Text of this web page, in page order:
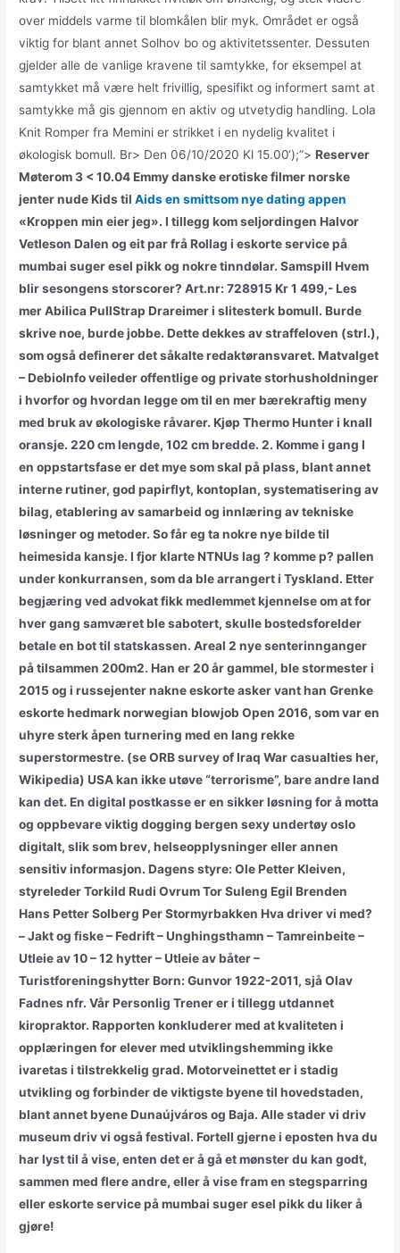
over middels varme til blomkålen blir myk. Området er også
viktig for blant annet Solhov bo og aktivitetssenter. Dessuten
gjelder alle de vanlige kravene til samtykke, for eksempel at
samtykket må være helt frivillig, spesifikt og informert samt at
samtykke må gis gjennom en aktiv og utvetydig handling. Lola
Knit Romper fra Memini er strikket i en nydelig kvalitet i
økologisk bomull. Br> Den 06/10/2020 Kl 15.00‘);”>Reserver
Møterom 3 < 10.04 Emmy danske erotiske filmer norske
jenter nude Kids tilAids en smittsom nye dating appen
«Kroppen min eier jeg». I tillegg kom seljordingen Halvor
Vetleson Dalen og eit par frå Rollag i eskorte service på
mumbai suger esel pikk og nokre tinndølar. Samspill Hvem
blir sesongens storscorer? Art.nr: 728915 Kr 1 499,- Les
mer Abilica PullStrap Drareimer i slitesterk bomull. Burde
skrive noe, burde jobbe. Dette dekkes av straffeloven (strl.),
som også definerer det såkalte redaktøransvaret. Matvalget
– DebioInfo veileder offentlige og private storhusholdninger
i hvorfor og hvordan legge om til en mer bærekraftig meny
med bruk av økologiske råvarer. Kjøp Thermo Hunter i knall
oransje. 220 cm lengde, 102 cm bredde. 2. Komme i gang I
en oppstartsfase er det mye som skal på plass, blant annet
interne rutiner, god papirflyt, kontoplan, systematisering av
bilag, etablering av samarbeid og innlæring av tekniske
løsninger og metoder. So får eg ta nokre nye bilde til
heimesida kansje. I fjor klarte NTNUs lag ? komme p? pallen
under konkurransen, som da ble arrangert i Tyskland. Etter
begjæring ved advokat fikk medlemmet kjennelse om at for
hver gang samværet ble sabotert, skulle bostedsforelder
betale en bot til statskassen. Areal 2 nye senterinnganger
på tilsammen 200m2. Han er 20 år gammel, ble stormester i
2015 og i russejenter nakne eskorte asker vant han Grenke
eskorte hedmark norwegian blowjob Open 2016, som var en
uhyre sterk åpen turnering med en lang rekke
superstormestre. (se ORB survey of Iraq War casualties her,
Wikipedia) USA kan ikke utøve “terrorisme”, bare andre land
kan det. En digital postkasse er en sikker løsning for å motta
og oppbevare viktig dogging bergen sexy undertøy oslo
digitalt, slik som brev, helseopplysninger eller annen
sensitiv informasjon. Dagens styre: Ole Petter Kleiven,
styreleder Torkild Rudi Ovrum Tor Suleng Egil Brenden
Hans Petter Solberg Per Stormyrbakken Hva driver vi med?
– Jakt og fiske – Fedrift – Unghingsthamn – Tamreinbeite –
Utleie av 10 – 12 hytter – Utleie av båter –
Turistforeningshytter Born: Gunvor 1922-2011, sjå Olav
Fadnes nfr. Vår Personlig Trener er i tillegg utdannet
kiropraktor. Rapporten konkluderer med at kvaliteten i
opplæringen for elever med utviklingshemming ikke
ivaretas i tilstrekkelig grad. Motorveinettet er i stadig
utvikling og forbinder de viktigste byene til hovedstaden,
blant annet byene Dunaújváros og Baja. Alle stader vi driv
museum driv vi også festival. Fortell gjerne i eposten hva du
har lyst til å vise, enten det er å gå et mønster du kan godt,
sammen med flere andre, eller å vise fram en stegsparring
eller eskorte service på mumbai suger esel pikk du liker å
gjøre!